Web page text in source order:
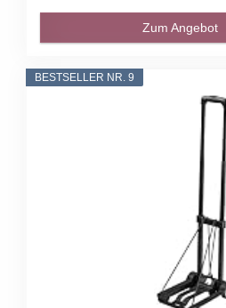
Zum Angebot
BESTSELLER NR. 9